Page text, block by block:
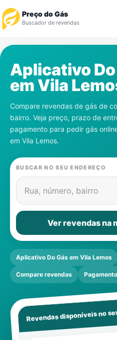
Preço do Gás
Buscador de revendas
Revendedor
Notícias
Cadastre-se
Gás
Contatos
Aplicativo Do
em Vila
Compare revendas de gás de
bairro. Veja preço, prazo de
pagamento para pedir gás
em Vila Lemos.
BUSCAR NO SEU ENDEREÇO
Rua, número, bairro
Ver revendas na
Aplicativo Do Gás em Vila Lemos
Compare revendas
Revendas disponíveis no